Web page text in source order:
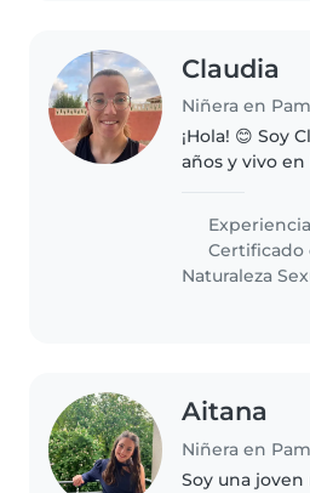
Claudia
Niñera en
¡Hola! 😊 Soy
años y vivo
entrenadora
futbolista, por
acostumbrada
Certificado
Naturaleza
Aitana
Niñera en
Soy una joven